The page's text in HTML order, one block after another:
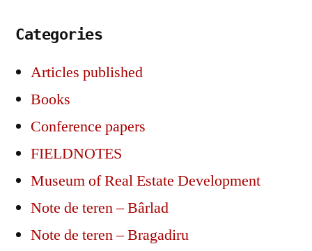
Categories
Articles published
Books
Conference papers
FIELDNOTES
Museum of Real Estate Development
Note de teren – Bârlad
Note de teren – Bragadiru